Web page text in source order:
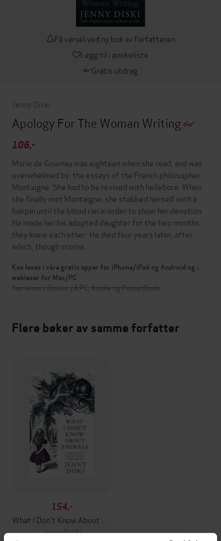
Få varsel ved ny bok av forfatteren
Legg til i ønskeliste
Gratis utdrag
Jenny Diski
Apology For The Woman Writing
106,-
Marie de Gournay was eighteen when she read, and was
overwhelmed by, the essays of the French philosopher
Montaigne. She had to be revived with hellebore. When
she finally met Montaigne, she stabbed herself with a
hairpin until the blood ran in order to show her devotion.
He made her his adopted daughter for the two months
they knew each other. He died four years later, after
which, though scorne…
Kan leses i våre gratis apper for iPhone/iPad og Android og i
webleser for Mac/PC
Kan leses i iBooks, på PC, Kindle og PocketBook
Flere bøker av samme forfatter
154,-
Jenny Diski